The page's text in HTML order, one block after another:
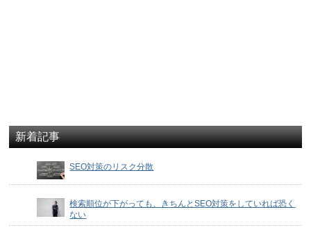
新着記事
SEO対策のリスク分散
検索順位が下がっても、きちんとSEO対策をしていれば恐く
ない